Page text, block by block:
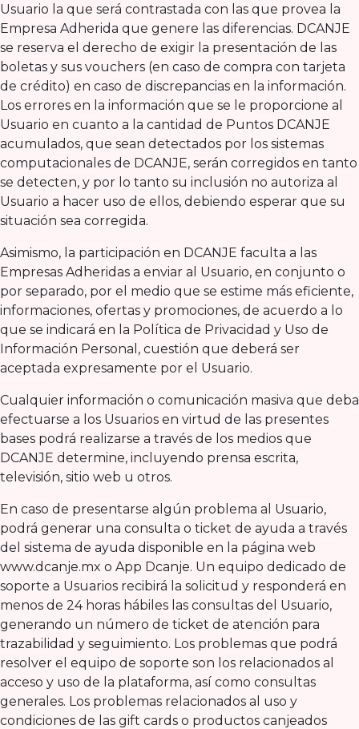
Usuario la que será contrastada con las que provea la
Empresa Adherida que genere las diferencias. DCANJE
se reserva el derecho de exigir la presentación de las
boletas y sus vouchers (en caso de compra con tarjeta
de crédito) en caso de discrepancias en la información.
Los errores en la información que se le proporcione al
Usuario en cuanto a la cantidad de Puntos DCANJE
acumulados, que sean detectados por los sistemas
computacionales de DCANJE, serán corregidos en tanto
se detecten, y por lo tanto su inclusión no autoriza al
Usuario a hacer uso de ellos, debiendo esperar que su
situación sea corregida.
Asimismo, la participación en DCANJE faculta a las
Empresas Adheridas a enviar al Usuario, en conjunto o
por separado, por el medio que se estime más eficiente,
informaciones, ofertas y promociones, de acuerdo a lo
que se indicará en la Política de Privacidad y Uso de
Información Personal, cuestión que deberá ser
aceptada expresamente por el Usuario.
Cualquier información o comunicación masiva que deba
efectuarse a los Usuarios en virtud de las presentes
bases podrá realizarse a través de los medios que
DCANJE determine, incluyendo prensa escrita,
televisión, sitio web u otros.
En caso de presentarse algún problema al Usuario,
podrá generar una consulta o ticket de ayuda a través
del sistema de ayuda disponible en la página web
www.dcanje.mx o App Dcanje. Un equipo dedicado de
soporte a Usuarios recibirá la solicitud y responderá en
menos de 24 horas hábiles las consultas del Usuario,
generando un número de ticket de atención para
trazabilidad y seguimiento. Los problemas que podrá
resolver el equipo de soporte son los relacionados al
acceso y uso de la plataforma, así como consultas
generales. Los problemas relacionados al uso y
condiciones de las gift cards o productos canjeados